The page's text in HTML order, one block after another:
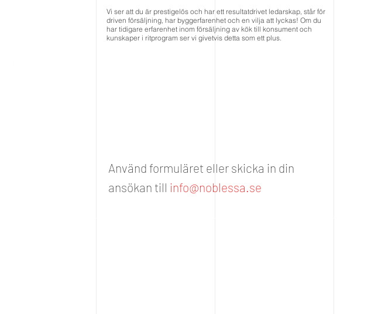
Vi ser att du är prestigelös och har ett resultatdrivet ledarskap, står för
driven försäljning, har byggerfarenhet och en vilja att lyckas! Om du
har tidigare erfarenhet inom försäljning av kök till konsument och
kunskaper i ritprogram ser vi givetvis detta som ett plus.
Använd formuläret eller skicka in din
ansökan till info@noblessa.se